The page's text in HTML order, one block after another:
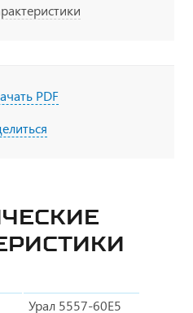
PDF
Урал 5557-60Е5